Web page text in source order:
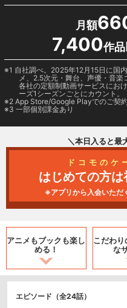
月額
7,400作
1 自社調べ。2025年12月15日に国
メ、2.5次元・舞台、声優・音楽
各社の定額制動画サービスにお
ーズ1シーズンごとにカウント。
2 App Store/Google Playでのご契
3 一部個別課金あり
＼本日入ると最
ドコモのケ
はじめての方
※アプリから入会いただ
アニメもブックも楽し
める！
こだわり
な
エピソード（全24話）